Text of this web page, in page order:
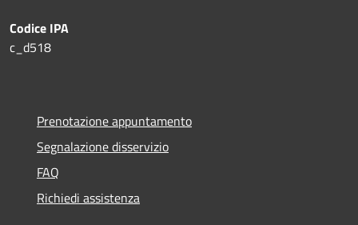
Codice IPA
c_d518
Prenotazione appuntamento
Segnalazione disservizio
FAQ
Richiedi assistenza